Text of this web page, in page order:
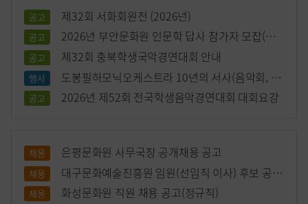
공고 제32회 서화회원전 (2026년)
공고
2026년 부안문화원 인문학 답사 참가자 모잡(안
내)
공고 제32회 충북학생국악경연대회 안내
행사
도봉필하모닉오케스트라 10년의 서사(음악회, 전
시회)
공고 2026년 제52회 전국학생음악경연대회 대회요강
채용 은평문화원 사무국장 공개채용 공고
채용
대구문화예술진흥원 임원(선임직 이사) 후보 공개
모집 공고
채용 화성문화원 직원 채용 공고(정규직)